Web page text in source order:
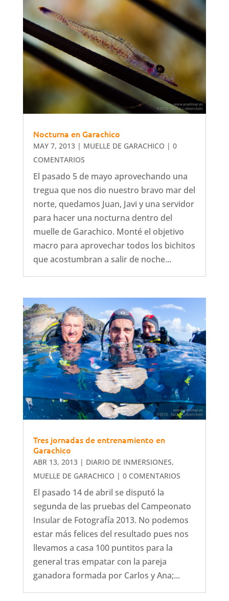
Nocturna en Garachico
MAY 7, 2013| MUELLE DE GARACHICO | 0
COMENTARIOS
El pasado 5 de mayo aprovechando una
tregua que nos dio nuestro bravo mar del
norte, quedamos Juan, Javi y una servidor
para hacer una nocturna dentro del
muelle de Garachico. Monté el objetivo
macro para aprovechar todos los bichitos
que acostumbran a salir de noche...
Tres jornadas de entrenamiento en
Garachico
ABR 13, 2013| DIARIO DE INMERSIONES,
MUELLE DE GARACHICO | 0 COMENTARIOS
El pasado 14 de abril se disputó la
segunda de las pruebas del Campeonato
Insular de Fotografía 2013. No podemos
estar más felices del resultado pues nos
llevamos a casa 100 puntitos para la
general tras empatar con la pareja
ganadora formada por Carlos y Ana;...